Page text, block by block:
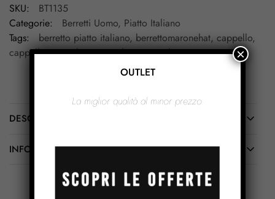
SKU:
BT1135
Categorie:
Berretti Uomo, Piatto Italiano
Tags:
berretto piatto italiano, berrettomaronehat, cappello,
cappellomaronehat,coppola piatto italiano
DESCRIZIONE
INFORMAZIONI AGGIUNTIVE
OUTLET
La miglior qualità al minor prezzo.
×